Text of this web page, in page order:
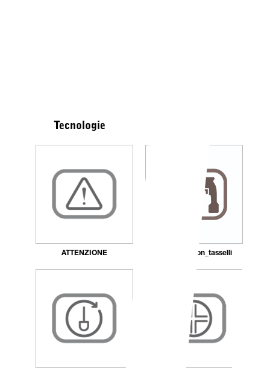
Tecnologie
ATTENZIONE Fissaggio_con_tasselli